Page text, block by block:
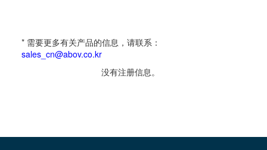
* 需要更多有关产品的信息，请联系：
sales_cn@abov.co.kr
没有注册信息。